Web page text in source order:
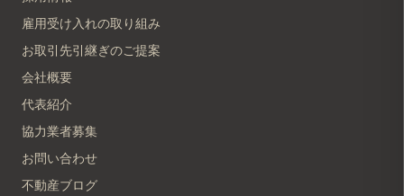
雇用受け入れの取り組み
お取引先引継ぎのご提案
会社概要
代表紹介
協力業者募集
お問い合わせ
不動産ブログ